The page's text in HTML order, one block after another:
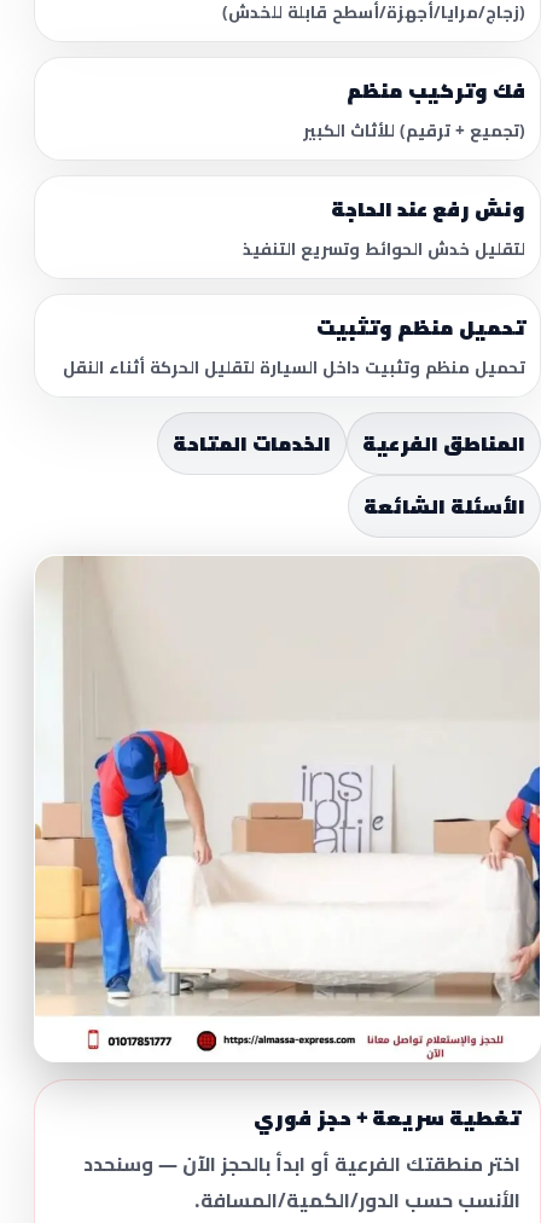
(زجاج/مرايا/أجهزة/أسطح قابلة للخدش)
فك وتركيب منظم
(تجميع + ترقيم) للأثاث الكبير
ونش رفع عند الحاجة
لتقليل خدش الحوائط وتسريع التنفيذ
تحميل منظم وتثبيت
تحميل منظم وتثبيت داخل السيارة لتقليل الحركة أثناء النقل
المناطق الفرعية الخدمات المتاحة
الأسئلة الشائعة
تغطية سريعة + حجز فوري
اختر منطقتك الفرعية أو ابدأ بالحجز الآن — وسنحدد
الأنسب حسب الدور/الكمية/المسافة.